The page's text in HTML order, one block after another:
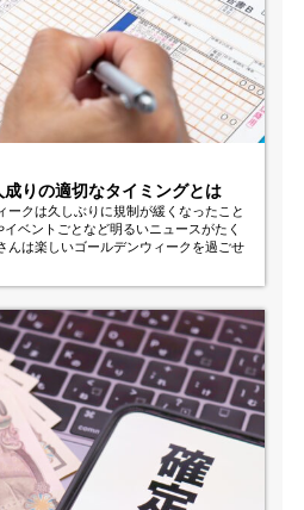
成りの適切なタイミングとは
ークは久しぶりに規制が緩くなったこと
ベントごとなど明るいニュースがたく
んは楽しいゴールデンウィークを過ごせ